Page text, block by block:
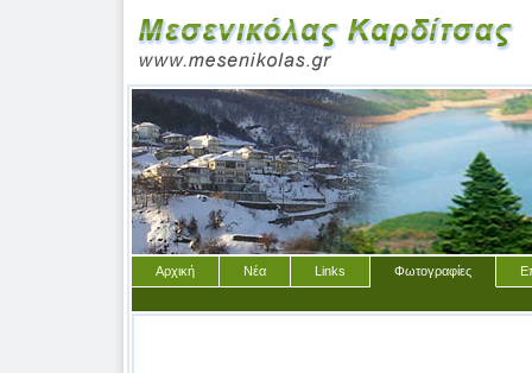
Αρχική Νέα Links Φωτογραφίες